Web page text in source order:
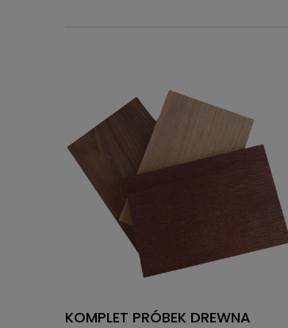
KOMPLET PRÓBEK DREWNA